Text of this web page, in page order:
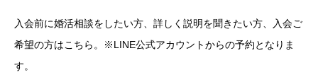
入会前に婚活相談をしたい方、詳しく説明を聞きたい方、入会ご
希望の方はこちら。※LINE公式アカウントからの予約となりま
す。